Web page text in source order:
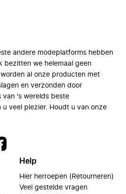
andere modeplatforms hebben
bezitten we helemaal geen
al onze producten met
en verzonden door
van 's werelds beste
u veel plezier. Houdt u van onze
Help
Hier herroepen (Retourneren)
Veel gestelde vragen